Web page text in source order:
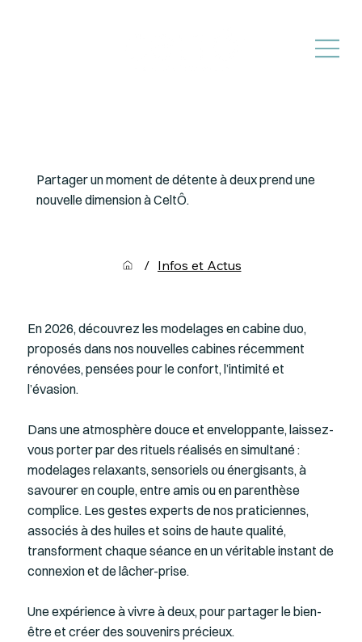
En 2026, découvrez les modelages en cabine duo,
proposés dans nos nouvelles cabines récemment
rénovées, pensées pour le confort, l’intimité et
l’évasion.
Dans une atmosphère douce et enveloppante, laissez-
vous porter par des rituels réalisés en simultané :
modelages relaxants, sensoriels ou énergisants, à
savourer en couple, entre amis ou en parenthèse
complice. Les gestes experts de nos praticiennes,
associés à des huiles et soins de haute qualité,
transforment chaque séance en un véritable instant de
connexion et de lâcher-prise.
Une expérience à vivre à deux, pour partager le bien-
être et créer des souvenirs précieux.
Partager un moment de détente à deux prend une
nouvelle dimension à CeltÔ.
/ Infos et Actus